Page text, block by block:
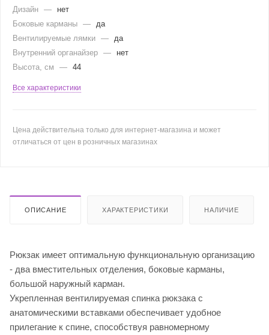
Дизайн —
нет
Боковые карманы —
да
Вентилируемые лямки —
да
Внутренний органайзер —
нет
Высота, см
— 44
Все характеристики
Цена действительна только для интернет-магазина и может
отличаться от цен в розничных магазинах
ОПИСАНИЕ ХАРАКТЕРИСТИКИ НАЛИЧИЕ
Рюкзак имеет оптимальную функциональную организацию
- два вместительных отделения, боковые карманы,
большой наружный карман.
Укрепленная вентилируемая спинка рюкзака с
анатомическими вставками обеспечивает удобное
прилегание к спине, способствуя равномерному